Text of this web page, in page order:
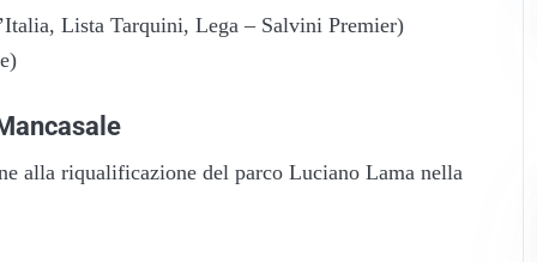
Lista Tarquini, Lega – Salvini Premier)
alla riqualificazione del parco Luciano Lama nella